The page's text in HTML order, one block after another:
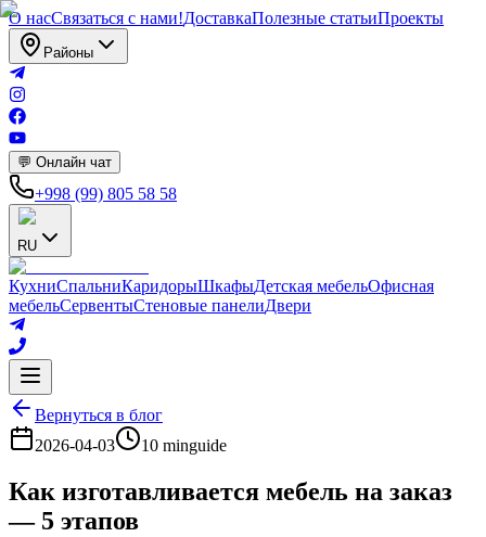
О насСвязаться с нами!ДоставкаПолезные статьиПроекты
Районы
💬 Онлайн чат
+998 (99) 805 58 58
RU
КухниСпальниКaридорыШкафыДетская мебельОфисная
мебельСервентыСтеновые панелиДвери
Вернуться в блог
2026-04-03
10 minguide
Как изготавливается мебель на заказ
— 5 этапов